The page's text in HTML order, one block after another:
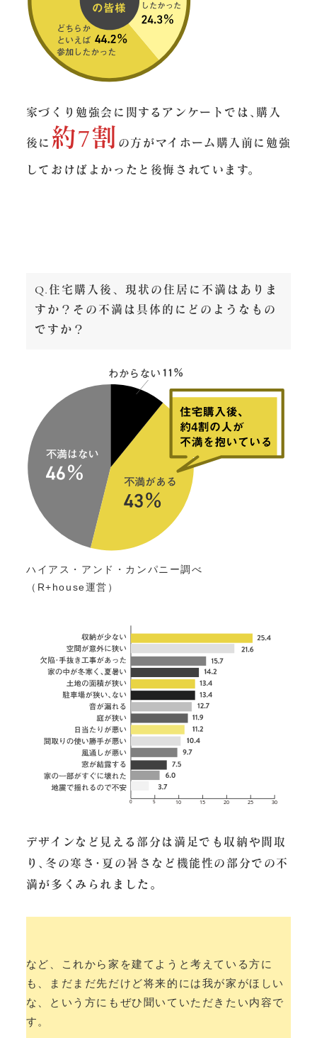
家づくり勉強会に関するアンケートでは､購入
後に 約7割 の方がマイホーム購入前に勉強
しておけばよかったと後悔されています。
Q.住宅購入後、現状の住居に不満はありま
すか？その不満は具体的にどのようなもの
ですか？
ハイアス・アンド・カンパニー調べ
（R+house運営）
デザインなど見える部分は満足でも収納や間取
り､冬の寒さ･夏の暑さなど機能性の部分での不
満が多くみられました。
など、これから家を建てようと考えている方に
も、まだまだ先だけど将来的には我が家がほしい
な、という方にもぜひ聞いていただきたい内容で
す。